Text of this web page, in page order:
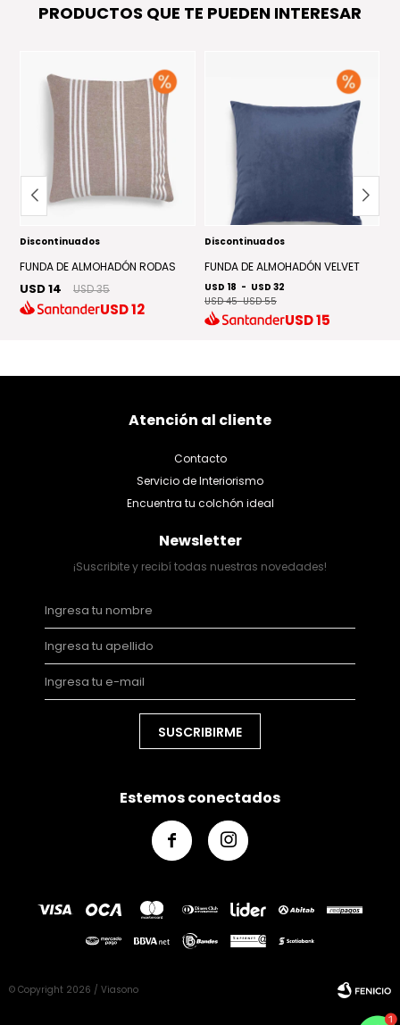
PRODUCTOS QUE TE PUEDEN INTERESAR
Discontinuados
FUNDA DE ALMOHADÓN RODAS
USD 14 USD 35
USD12
Discontinuados
FUNDA DE ALMOHADÓN VELVET
USD 18 - USD 32
USD 45-USD 55
USD15
Atención al cliente
Contacto
Servicio de Interiorismo
Encuentra tu colchón ideal
Newsletter
¡Suscribite y recibí todas nuestras novedades!
SUSCRIBIRME
Estemos conectados
 
© Copyright 2026 / Viasono